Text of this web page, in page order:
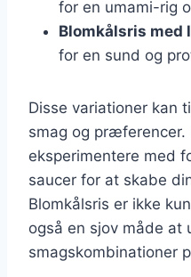
for en umami-rig
Blomkålsris med
for en sund og
Disse variationer kan
smag og præferencer.
eksperimentere med
saucer for at skabe
Blomkålsris er ikke
også en sjov måde at
smagskombinationer